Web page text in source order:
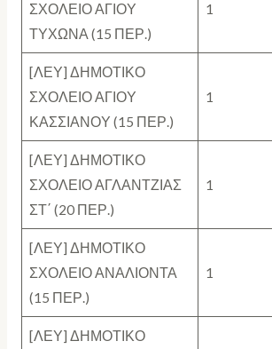
ΣΧΟΛΕΙΟ ΑΓΙΟΥ
ΤΥΧΩΝΑ (15 ΠΕΡ.)
1
[ΛΕΥ] ΔΗΜΟΤΙΚΟ
ΣΧΟΛΕΙΟ ΑΓΙΟΥ
ΚΑΣΣΙΑΝΟΥ (15 ΠΕΡ.)
1
[ΛΕΥ] ΔΗΜΟΤΙΚΟ
ΣΧΟΛΕΙΟ ΑΓΛΑΝΤΖΙΑΣ
ΣΤ΄ (20 ΠΕΡ.)
1
[ΛΕΥ] ΔΗΜΟΤΙΚΟ
ΣΧΟΛΕΙΟ ΑΝΑΛΙΟΝΤΑ
(15 ΠΕΡ.)
1
[ΛΕΥ] ΔΗΜΟΤΙΚΟ